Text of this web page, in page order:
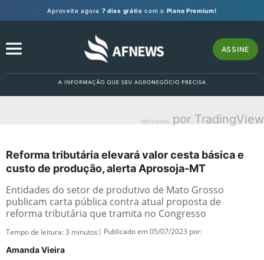
Aproveite agora 7 dias grátis com o Plano Premium!
ASSINE
Mercados por TradingView
Reforma tributária elevará valor cesta básica e
custo de produção, alerta Aprosoja-MT
Entidades do setor de produtivo de Mato Grosso
publicam carta pública contra atual proposta de
reforma tributária que tramita no Congresso
Tempo de leitura:3 minutos | Publicado em 05/07/2023 por:
Amanda Vieira